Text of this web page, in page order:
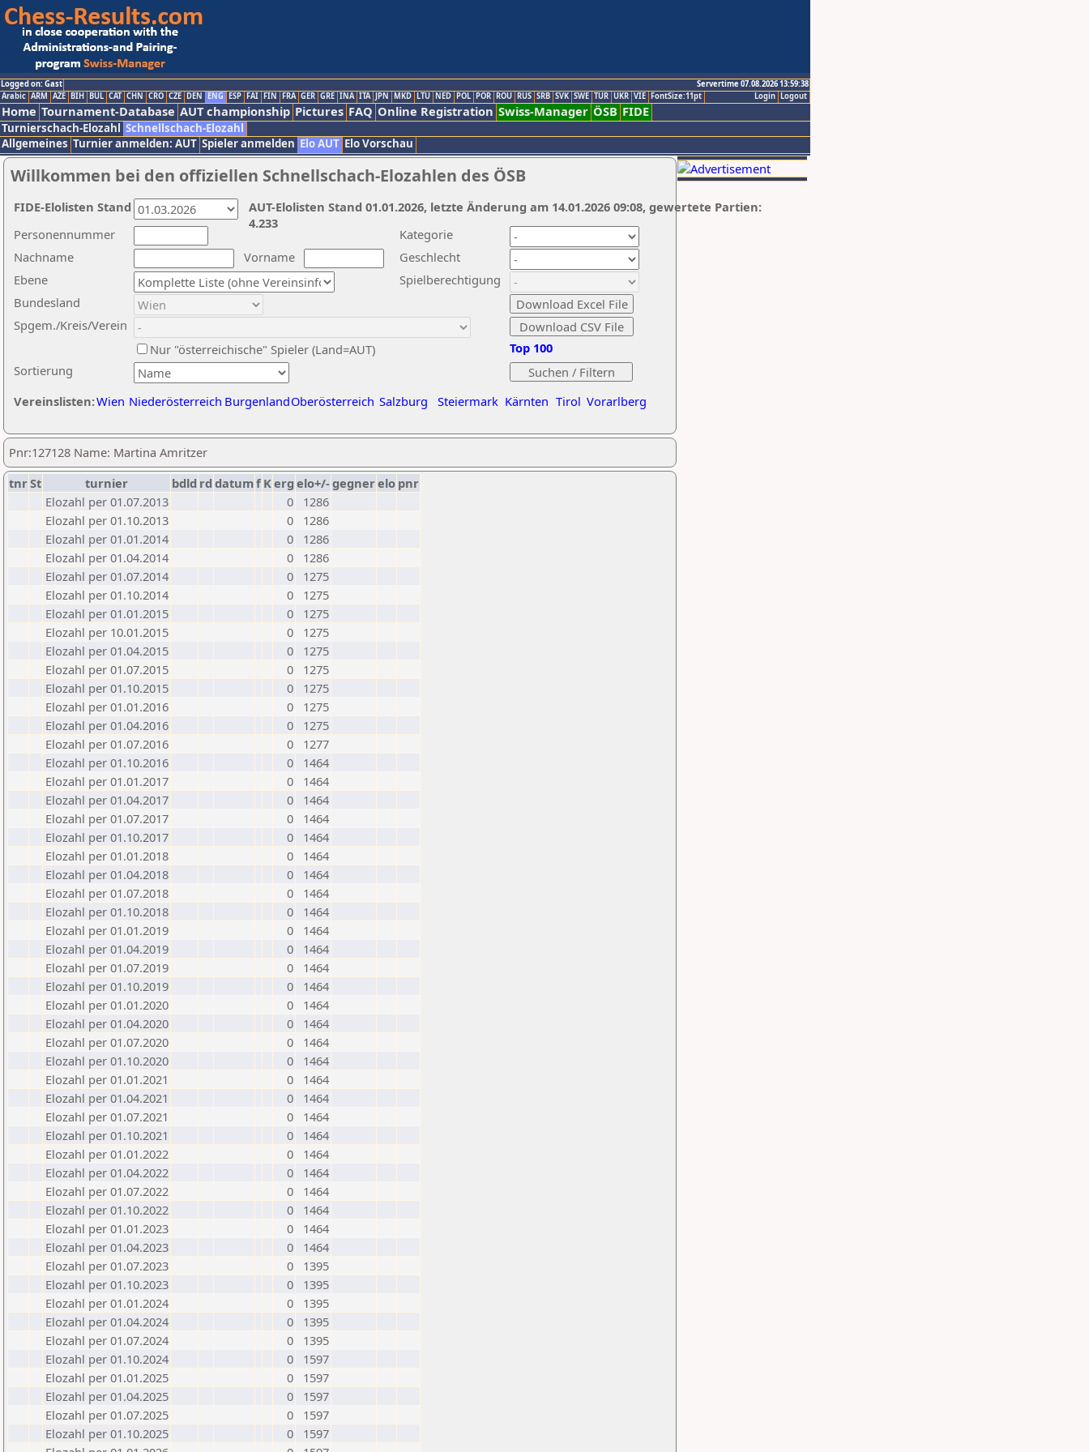
Logged on: Gast
Servertime 07.08.2026 13:59:38
Logout
Login
Arabic ARM AZE BIH BUL CAT CHN CRO CZE DEN ENG ESP FAI FIN FRA GER GRE INA ITA JPN MKD LTU NED POL POR ROU RUS SRB SVK SWE TUR UKR VIE FontSize:11pt
Home Tournament-Database AUT championship Pictures FAQ Online Registration Swiss-Manager ÖSB FIDE
Turnierschach-Elozahl Schnellschach-Elozahl
Allgemeines Turnier anmelden: AUT Spieler anmelden Elo AUT Elo Vorschau
Willkommen bei den offiziellen Schnellschach-Elozahlen des ÖSB
Nachname
Vorname
Ebene
Kategorie
Sortierung
Personennummer
Bundesland
Spgem./Kreis/Verein
Geschlecht
Nur "österreichische" Spieler (Land=AUT)
Spielberechtigung
Vereinslisten:Wien Niederösterreich BurgenlandOberösterreich Salzburg Steiermark Kärnten Tirol Vorarlberg
Top 100
AUT-Elolisten Stand 01.01.2026, letzte Änderung am 14.01.2026 09:08, gewertete Partien:
4.233
FIDE-Elolisten Stand
Pnr:127128 Name: Martina Amritzer
tnrSt turnier bdld rd datumf Kerg elo+/-gegnerelo pnr
Elozahl per 01.07.2013
0
1286
Elozahl per 01.10.2013
0
1286
Elozahl per 01.01.2014
0
1286
Elozahl per 01.04.2014
0
1286
Elozahl per 01.07.2014
0
1275
Elozahl per 01.10.2014
0
1275
Elozahl per 01.01.2015
0
1275
Elozahl per 10.01.2015
0
1275
Elozahl per 01.04.2015
0
1275
Elozahl per 01.07.2015
0
1275
Elozahl per 01.10.2015
0
1275
Elozahl per 01.01.2016
0
1275
Elozahl per 01.04.2016
0
1275
Elozahl per 01.07.2016
0
1277
Elozahl per 01.10.2016
0
1464
Elozahl per 01.01.2017
0
1464
Elozahl per 01.04.2017
0
1464
Elozahl per 01.07.2017
0
1464
Elozahl per 01.10.2017
0
1464
Elozahl per 01.01.2018
0
1464
Elozahl per 01.04.2018
0
1464
Elozahl per 01.07.2018
0
1464
Elozahl per 01.10.2018
0
1464
Elozahl per 01.01.2019
0
1464
Elozahl per 01.04.2019
0
1464
Elozahl per 01.07.2019
0
1464
Elozahl per 01.10.2019
0
1464
Elozahl per 01.01.2020
0
1464
Elozahl per 01.04.2020
0
1464
Elozahl per 01.07.2020
0
1464
Elozahl per 01.10.2020
0
1464
Elozahl per 01.01.2021
0
1464
Elozahl per 01.04.2021
0
1464
Elozahl per 01.07.2021
0
1464
Elozahl per 01.10.2021
0
1464
Elozahl per 01.01.2022
0
1464
Elozahl per 01.04.2022
0
1464
Elozahl per 01.07.2022
0
1464
Elozahl per 01.10.2022
0
1464
Elozahl per 01.01.2023
0
1464
Elozahl per 01.04.2023
0
1464
Elozahl per 01.07.2023
0
1395
Elozahl per 01.10.2023
0
1395
Elozahl per 01.01.2024
0
1395
Elozahl per 01.04.2024
0
1395
Elozahl per 01.07.2024
0
1395
Elozahl per 01.10.2024
0
1597
Elozahl per 01.01.2025
0
1597
Elozahl per 01.04.2025
0
1597
Elozahl per 01.07.2025
0
1597
Elozahl per 01.10.2025
0
1597